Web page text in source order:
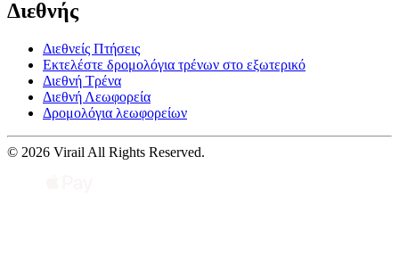
Διεθνής
Διεθνείς Πτήσεις
Εκτελέστε δρομολόγια τρένων στο εξωτερικό
Διεθνή Τρένα
Διεθνή Λεωφορεία
Δρομολόγια λεωφορείων
© 2026 Virail All Rights Reserved.